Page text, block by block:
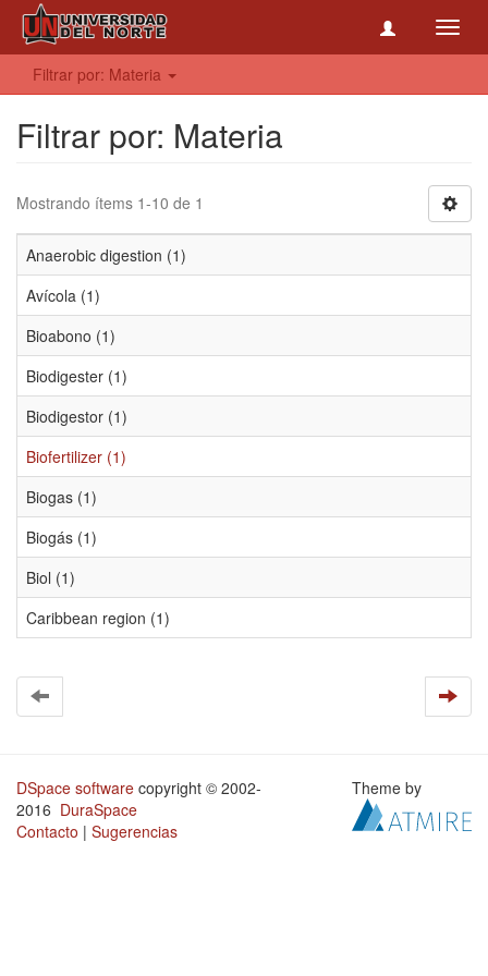
Filtrar por: Materia
Filtrar por: Materia
Mostrando ítems 1-10 de 1
Anaerobic digestion (1)
Avícola (1)
Bioabono (1)
Biodigester (1)
Biodigestor (1)
Biofertilizer (1)
Biogas (1)
Biogás (1)
Biol (1)
Caribbean region (1)
DSpace software copyright © 2002-
2016 DuraSpace
Contacto | Sugerencias
Theme by